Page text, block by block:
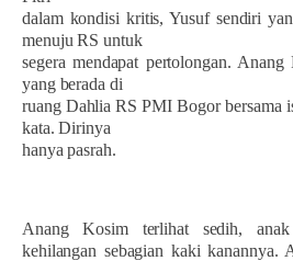
dalam kondisi kritis, Yusuf sendiri
menuju RS untuk
segera mendapat pertolongan.
yang berada di
ruang Dahlia RS PMI Bogor bersama
kata. Dirinya
hanya pasrah.
Anang Kosim terlihat sedih,
kehilangan sebagian kaki kanannya.